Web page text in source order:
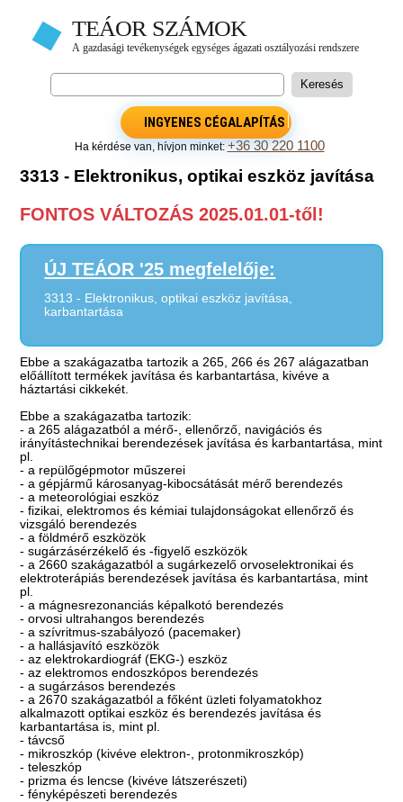
INGYENES CÉGALAPÍTÁS
Ha kérdése van, hívjon minket: +36 30 220 1100
3313 - Elektronikus, optikai eszköz javítása
FONTOS VÁLTOZÁS 2025.01.01-től!
ÚJ TEÁOR '25 megfelelője:
3313 - Elektronikus, optikai eszköz javítása,
karbantartása
Ebbe a szakágazatba tartozik a 265, 266 és 267 alágazatban
előállított termékek javítása és karbantartása, kivéve a
háztartási cikkekét.
Ebbe a szakágazatba tartozik:
- a 265 alágazatból a mérő-, ellenőrző, navigációs és
irányítástechnikai berendezések javítása és karbantartása, mint
pl.
- a repülőgépmotor műszerei
- a gépjármű károsanyag-kibocsátását mérő berendezés
- a meteorológiai eszköz
- fizikai, elektromos és kémiai tulajdonságokat ellenőrző és
vizsgáló berendezés
- a földmérő eszközök
- sugárzásérzékelő és -figyelő eszközök
- a 2660 szakágazatból a sugárkezelő orvoselektronikai és
elektroterápiás berendezések javítása és karbantartása, mint
pl.
- a mágnesrezonanciás képalkotó berendezés
- orvosi ultrahangos berendezés
- a szívritmus-szabályozó (pacemaker)
- a hallásjavító eszközök
- az elektrokardiográf (EKG-) eszköz
- az elektromos endoszkópos berendezés
- a sugárzásos berendezés
- a 2670 szakágazatból a főként üzleti folyamatokhoz
alkalmazott optikai eszköz és berendezés javítása és
karbantartása is, mint pl.
- távcső
- mikroszkóp (kivéve elektron-, protonmikroszkóp)
- teleszkóp
- prizma és lencse (kivéve látszerészeti)
- fényképészeti berendezés